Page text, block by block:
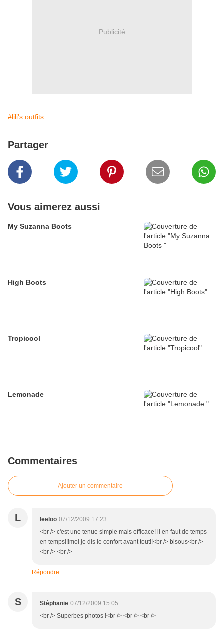
Publicité
#lili's outfits
Partager
Vous aimerez aussi
My Suzanna Boots
High Boots
Tropicool
Lemonade
Commentaires
Ajouter un commentaire
L leeloo 07/12/2009 17:23
<br /> c'est une tenue simple mais efficace! il en faut de temps
en temps!!!moi je dis le confort avant tout!!<br /> bisous<br />
<br /> <br />
Répondre
S Stéphanie 07/12/2009 15:05
<br /> Superbes photos !<br /> <br /> <br />